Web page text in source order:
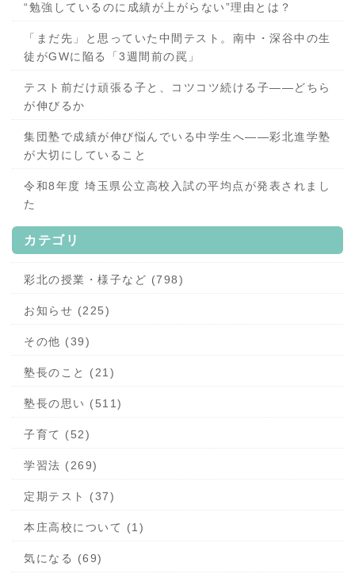
“勉強しているのに成績が上がらない”理由とは？
「まだ先」と思っていた中間テスト。南中・深谷中の生
徒がGWに陥る「3週間前の罠」
テスト前だけ頑張る子と、コツコツ続ける子——どちら
が伸びるか
集団塾で成績が伸び悩んでいる中学生へ——彩北進学塾
が大切にしていること
令和8年度 埼玉県公立高校入試の平均点が発表されまし
た
カテゴリ
彩北の授業・様子など (798)
お知らせ (225)
その他 (39)
塾長のこと (21)
塾長の思い (511)
子育て (52)
学習法 (269)
定期テスト (37)
本庄高校について (1)
気になる (69)